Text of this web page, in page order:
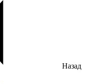
Назад